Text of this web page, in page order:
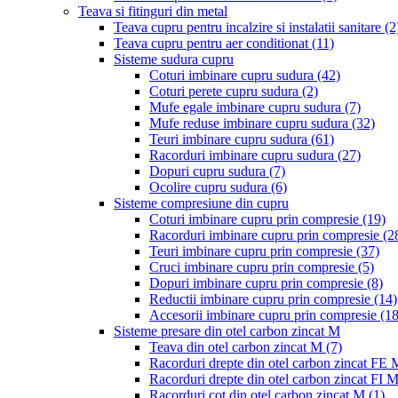
Teava si fitinguri din metal
Teava cupru pentru incalzire si instalatii sanitare
Teava cupru pentru aer conditionat (11)
Sisteme sudura cupru
Coturi imbinare cupru sudura (42)
Coturi perete cupru sudura (2)
Mufe egale imbinare cupru sudura (7)
Mufe reduse imbinare cupru sudura (32)
Teuri imbinare cupru sudura (61)
Racorduri imbinare cupru sudura (27)
Dopuri cupru sudura (7)
Ocolire cupru sudura (6)
Sisteme compresiune din cupru
Coturi imbinare cupru prin compresie (19)
Racorduri imbinare cupru prin compresie
Teuri imbinare cupru prin compresie (37)
Cruci imbinare cupru prin compresie (5)
Dopuri imbinare cupru prin compresie (8)
Reductii imbinare cupru prin compresie (14)
Accesorii imbinare cupru prin compresie
Sisteme presare din otel carbon zincat M
Teava din otel carbon zincat M (7)
Racorduri drepte din otel carbon zincat FE
Racorduri drepte din otel carbon zincat FI M
Racorduri cot din otel carbon zincat M (1)